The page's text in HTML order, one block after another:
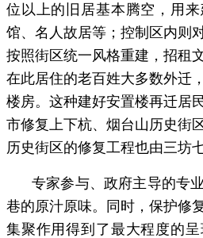
位以上的旧居基本腾空，用
馆、名人故居等；控制区内则
按照街区统一风格重建，招租
在此居住的老百姓大多数外迁
楼房。这种建好安置楼再迁居
市修复上下杭、烟台山历史街
历史街区的修复工程也由三坊
专家参与、政府主导的专
巷的原汁原味。同时，保护修
集聚作用得到了最大程度的